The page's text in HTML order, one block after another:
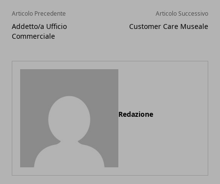
Articolo Precedente
Addetto/a Ufficio
Commerciale
Articolo Successivo
Customer Care Museale
Redazione